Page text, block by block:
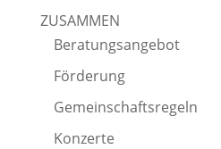
ZUSAMMEN
Beratungsangebot
Förderung
Gemeinschaftsregeln
Konzerte